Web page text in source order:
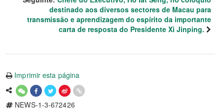
destinado aos diversos sectores de Macau para
transmissão e aprendizagem do espírito da importante
carta de resposta do Presidente Xi Jinping.
Imprimir esta página
NEWS-1-3-672426